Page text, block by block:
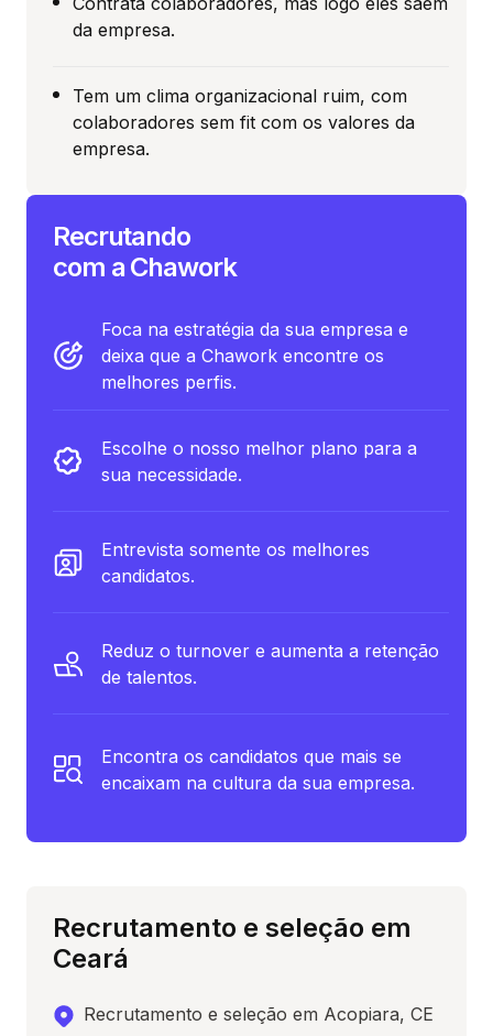
da empresa.
Tem um clima organizacional ruim, com
colaboradores sem fit com os valores da
empresa.
Recrutando
com a Chawork
Foca na estratégia da sua empresa e
deixa que a Chawork encontre os
melhores perfis.
Escolhe o nosso melhor plano para a
sua necessidade.
Entrevista somente os melhores
candidatos.
Reduz o turnover e aumenta a retenção
de talentos.
Encontra os candidatos que mais se
encaixam na cultura da sua empresa.
Recrutamento e seleção em
Ceará
Recrutamento e seleção em Acopiara, CE